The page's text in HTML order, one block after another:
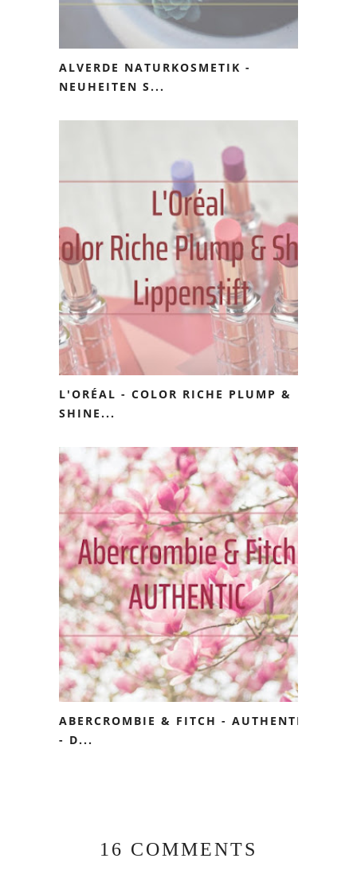
ALVERDE NATURKOSMETIK -
NEUHEITEN S...
L'ORÉAL - COLOR RICHE PLUMP &
SHINE...
ABERCROMBIE & FITCH - AUTHENTIC
- D...
16 COMMENTS